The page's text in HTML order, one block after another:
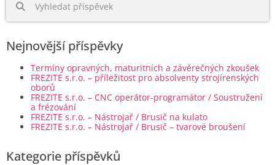
Nejnovější příspěvky
Termíny opravných, maturitních a závěrečných zkoušek
FREZITE s.r.o. – příležitost pro absolventy strojírenských
oborů
FREZITE s.r.o. – CNC operátor-programátor / Soustružení
a frézování
FREZITE s.r.o. – Nástrojař / Brusič na kulato
FREZITE s.r.o. – Nástrojař / Brusič – tvarové broušení
Kategorie příspěvků